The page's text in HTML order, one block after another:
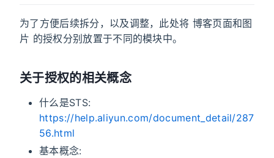
为了方便后续拆分，以及调整，此处将 博客页面和图
片 的授权分别放置于不同的模块中。
关于授权的相关概念
什么是STS:
https://help.aliyun.com/document_detail/287
56.html
基本概念: